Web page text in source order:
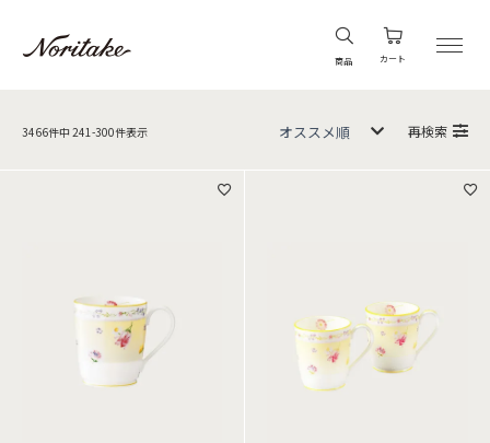
商品 カート
3466件中 241 -300件表示 再検索